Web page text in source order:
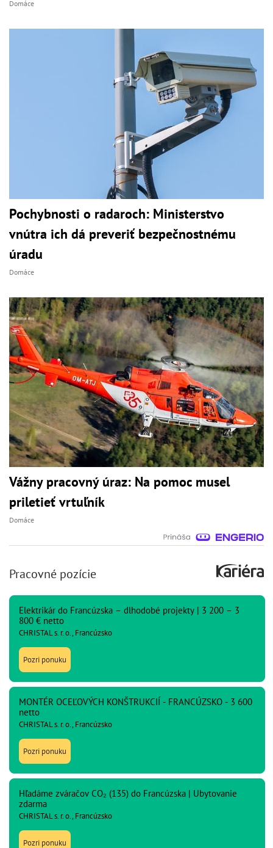
Domáce
Pochybnosti o radaroch: Ministerstvo
vnútra ich dá preveriť bezpečnostnému
úradu
Domáce
Vážny pracovný úraz: Na pomoc musel
priletieť vrtuľník
Domáce
Pracovné pozície
Elektrikár do Francúzska – dlhodobé projekty | 3 200 – 3
800 € netto
CHRISTAL s. r. o., Francúzsko
Pozri ponuku
MONTÉR OCEĽOVÝCH KONŠTRUKCIÍ - FRANCÚZSKO - 3 600
netto
CHRISTAL s. r. o., Francúzsko
Pozri ponuku
Hľadáme zváračov CO₂ (135) do Francúzska | Ubytovanie
zdarma
CHRISTAL s. r. o., Francúzsko
Pozri ponuku